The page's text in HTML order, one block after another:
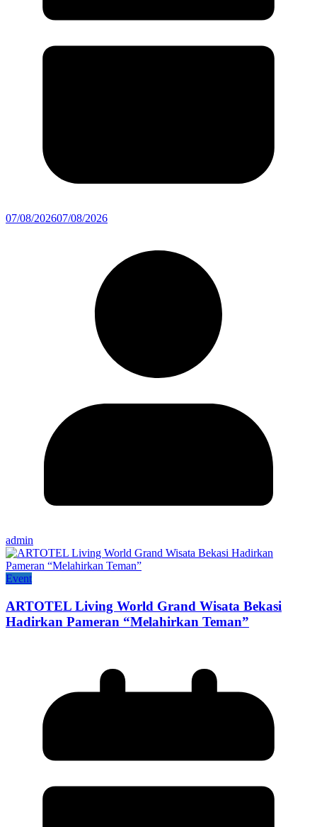
07/08/202607/08/2026
admin
Event
ARTOTEL Living World Grand Wisata Bekasi
Hadirkan Pameran “Melahirkan Teman”